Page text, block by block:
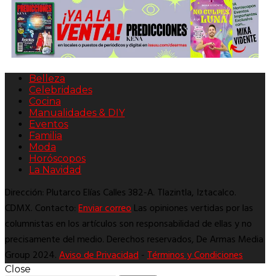
Belleza
Celebridades
Cocina
Manualidades & DIY
Eventos
Familia
Moda
Horóscopos
La Navidad
Dirección: Plutarco Elías Calles 382-A. Tlazintla, Iztacalco.
CDMX. Contacto:Enviar correoLas opiniones vertidas por las
columnistas en los artículos son responsabilidad de ellas y no
precisamente del medio. Derechos reservados, De Armas Media
Group 2024.Aviso de Privacidad-Términos y Condiciones
Close